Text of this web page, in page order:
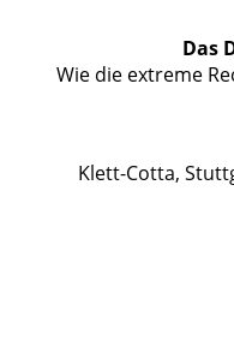
Das
Wie die extreme
Klett-Cotta,